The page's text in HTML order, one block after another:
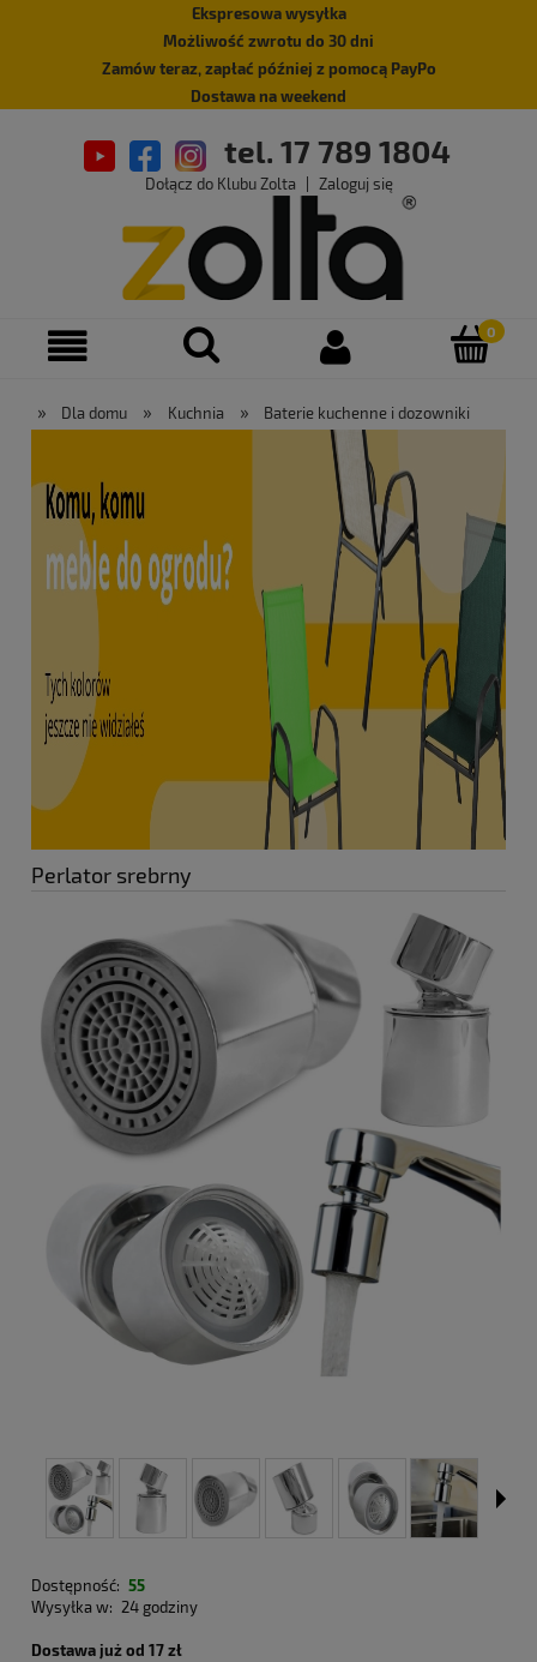
Ekspresowa wysyłka
Możliwość zwrotu do 30 dni
Zamów teraz, zapłać później z pomocą PayPo
Dostawa na weekend
tel. 17 789 1804
Dołącz do Klubu Zolta Zaloguj się
» Dla domu » Kuchnia » Baterie kuchenne i dozowniki
Perlator srebrny
Dostępność: 55
Wysyłka w: 24 godziny
Dostawa już od 17 zł